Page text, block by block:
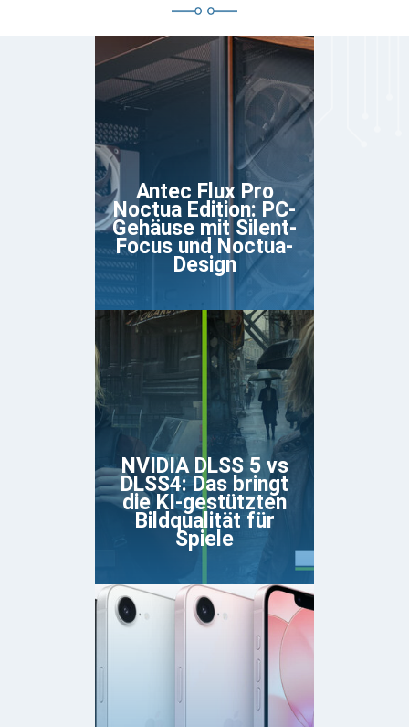
Antec Flux Pro
Noctua Edition: PC-
Gehäuse mit Silent-
Focus und Noctua-
Design
NVIDIA DLSS 5 vs
DLSS4: Das bringt
die KI-gestützten
Bildqualität für
Spiele